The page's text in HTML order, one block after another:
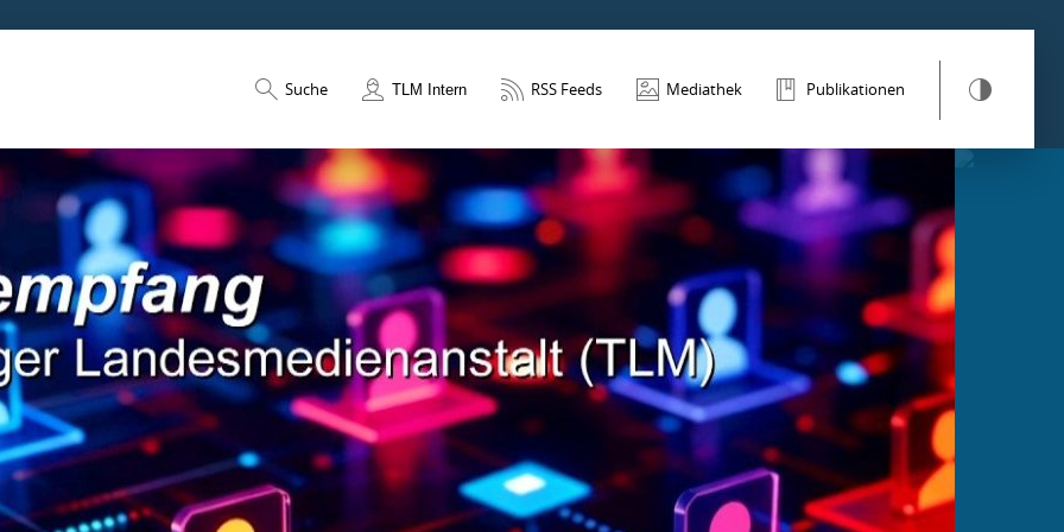
Suche TLM Intern RSS Feeds Mediathek Publikationen